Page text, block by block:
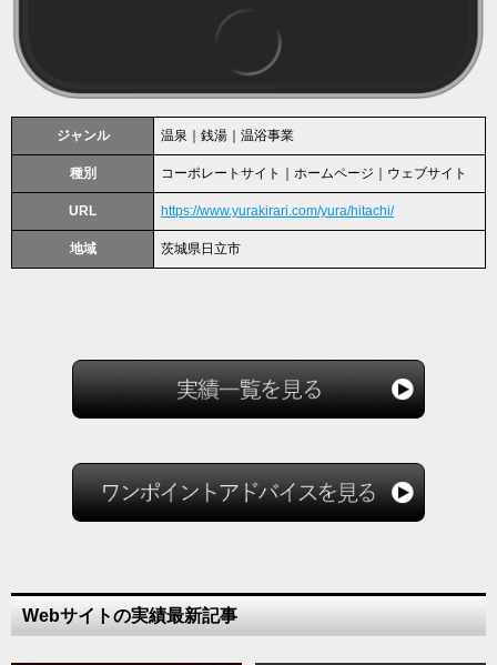
ジャンル 温泉｜銭湯｜温浴事業
種別 コーポレートサイト｜ホームページ｜ウェブサイト
URL https://www.yurakirari.com/yura/hitachi/
地域 茨城県日立市
Webサイトの実績最新記事